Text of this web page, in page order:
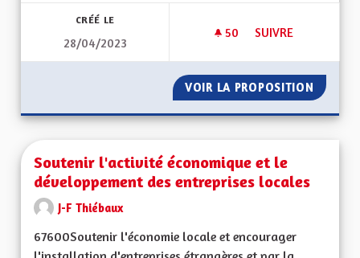
CRÉÉ LE
28/04/2023
50 50 ABONNÉS
SUIVRE
VOIR LA PROPOSITION
Soutenir l'activité économique et le
développement des entreprises locales
J-F Thiébaux
67600Soutenir l'économie locale et encourager